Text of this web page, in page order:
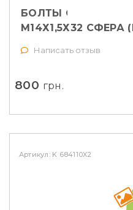
БОЛТЫ СЕКРЕТНЫЕ
М14Х1,5Х32 СФЕРА
Написать отзыв
800 грн.
Артикул: K 684110X2